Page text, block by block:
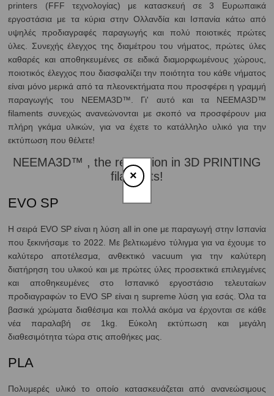
printers (FFF τεχνολογίας) με κατασκευή σε 3 Ευρωπαικά
εργοστάσια με τα κύρια στην Ολλανδία και Ισπανία κάτω από
υψηλές προδιαγραφές παραγωγής και πολύ ποιοτικές πρώτες
ύλες. Συνεχής έλεγχος της διαμέτρου του νήματος, πρώτες ύλες
καθαρές και αποθηκευμένες σε ειδικά διαμορφωμένους χώρους,
ποιοτικός έλεγχος που διασφαλίζει την ποιότητα του κάθε νήματος
είναι μόνο μερικά από τα πλεονεκτήματα που προσφέρει η γραμμή
παραγωγής του NEEMA3D™. Γι' αυτό και τα NEEMA3D™
filaments συνεχώς ανανεώνονται με σκοπό να προσφέρουν μια
πλήρη γκάμα υλικών, για να έχετε το κατάλληλο υλικό για την
εκτύπωση που θέλετε!
NEEMA3D™ , the revolution in 3D PRINTING
filaments!
EVO SP
Η σειρά EVO SP είναι η λύση all in one με παραγωγή στην Ισπανία
που ξεκινήσαμε το 2022. Με βελτιωμένο τύλιγμα για να έχουμε το
καλύτερο αποτέλεσμα, ανθεκτικό vacuum για την καλύτερη
διατήρηση του υλικού και με πρώτες ύλες προσεκτικά επιλεγμένες
και αποθηκευμένες στο Ισπανικό εργοστάσιο τελευταίων
προδιαγραφών το EVO SP είναι η supreme λύση για εσάς. Όλα τα
βασικά χρώματα διαθέσιμα και πολλά ακόμα να έρχονται σε κάθε
νέα παραλαβή σε 1kg. Εύκολη εκτύπωση και μεγάλη
διαθεσιμότητα τώρα στις αποθήκες μας.
PLA
Πολυμερές υλικό το οποίο κατασκευάζεται από ανανεώσιμους
×